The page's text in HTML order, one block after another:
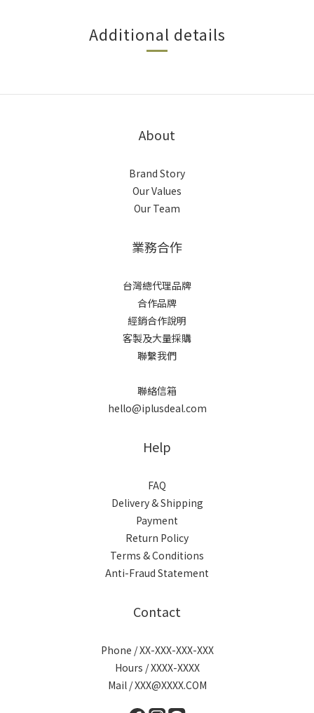
Additional details
About
Brand Story
Our Values
Our Team
業務合作
台灣總代理品牌
合作品牌
經銷合作說明
客製及大量採購
聯繫我們
聯絡信箱
hello@iplusdeal.com
Help
FAQ
Delivery & Shipping
Payment
Return Policy
Terms & Conditions
Anti-Fraud Statement
Contact
Phone / XX-XXX-XXX-XXX
Hours / XXXX-XXXX
Mail / XXX@XXXX.COM